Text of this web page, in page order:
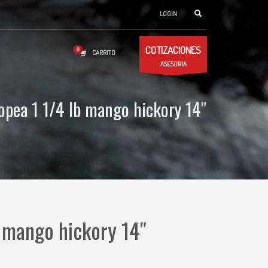
LOGIN
CARRITO COTIZACIONES
ASESORIA
1 1/4 lb mango hickory 14″
hickory 14″